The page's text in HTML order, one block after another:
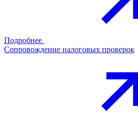
Подробнее
Сопровождение налоговых проверок